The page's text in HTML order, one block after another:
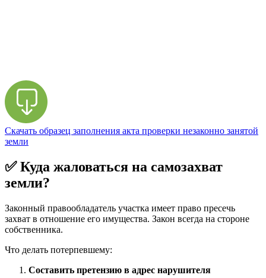
Скачать образец заполнения акта проверки незаконно занятой
земли
✅ Куда жаловаться на самозахват
земли?
Законный правообладатель участка имеет право пресечь
захват в отношение его имущества. Закон всегда на стороне
собственника.
Что делать потерпевшему:
Составить претензию в адрес нарушителя